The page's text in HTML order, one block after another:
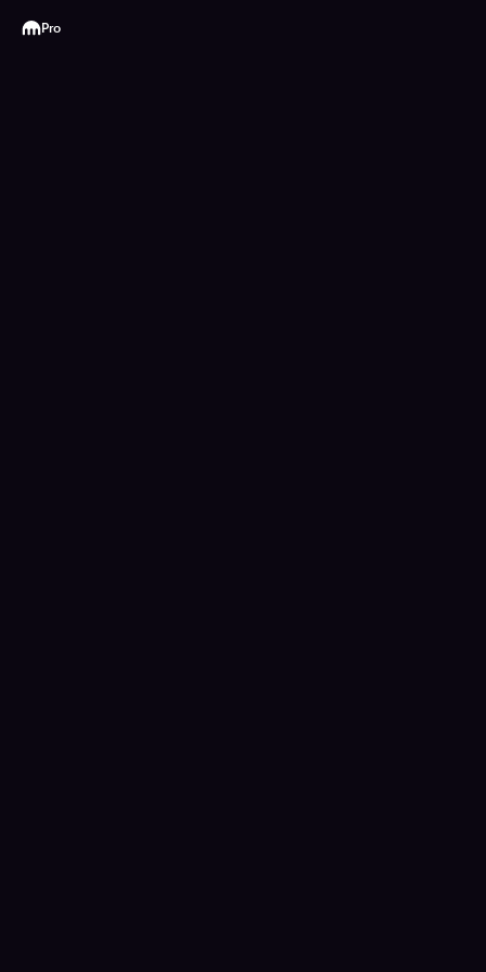
Kraken
Pro